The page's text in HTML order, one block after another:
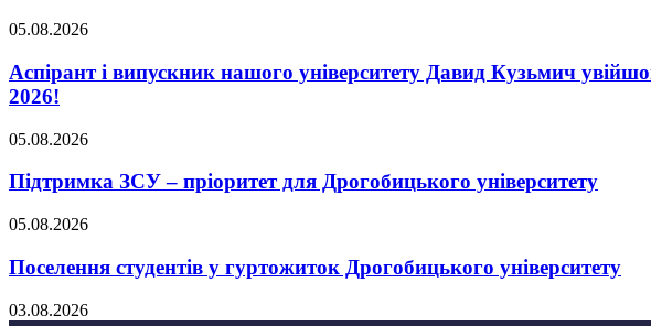
05.08.2026
Аспірант і випускник нашого університету Давид Кузьмич
2026!
05.08.2026
Підтримка ЗСУ – пріоритет для Дрогобицького університету
05.08.2026
Поселення студентів у гуртожиток Дрогобицького університету
03.08.2026